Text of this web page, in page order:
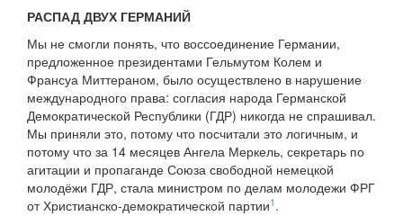
РАСПАД ДВУХ ГЕРМАНИЙ
Мы не смогли понять, что воссоединение Германии,
предложенное президентами Гельмутом Колем и
Франсуа Миттераном, было осуществлено в нарушение
международного права: согласия народа Германской
Демократической Республики (ГДР) никогда не спрашивал.
Мы приняли это, потому что посчитали это логичным, и
потому что за 14 месяцев Ангела Меркель, секретарь по
агитации и пропаганде Союза свободной немецкой
молодёжи ГДР, стала министром по делам молодежи ФРГ
от Христианско-демократической партии1 .